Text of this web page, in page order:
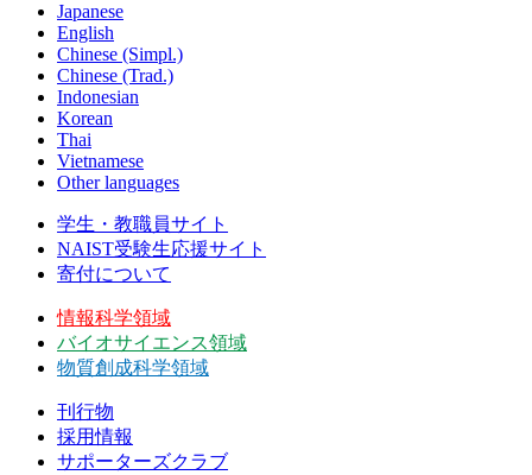
Japanese
English
Chinese (Simpl.)
Chinese (Trad.)
Indonesian
Korean
Thai
Vietnamese
Other languages
学生・教職員サイト
NAIST受験生応援サイト
寄付について
情報科学領域
バイオサイエンス領域
物質創成科学領域
刊行物
採用情報
サポーターズクラブ